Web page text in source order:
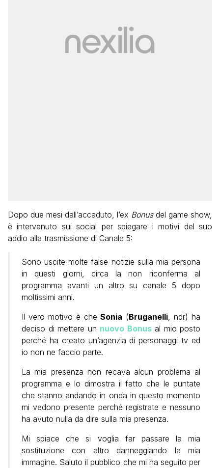
Dopo due mesi dall’accaduto, l’ex Bonusdel game show,
è intervenuto sui social per spiegare i motivi del suo
addio alla trasmissione di Canale 5:
Sono uscite molte false notizie sulla mia persona
in questi giorni, circa la non riconferma al
programma avanti un altro su canale 5 dopo
moltissimi anni.
Il vero motivo è cheSonia (Bruganelli, ndr) ha
deciso di mettere un nuovo Bonusal mio posto
perché ha creato un’agenzia di personaggi tv ed
io non ne faccio parte.
La mia presenza non recava alcun problema al
programma e lo dimostra il fatto che le puntate
che stanno andando in onda in questo momento
mi vedono presente perché registrate e nessuno
ha avuto nulla da dire sulla mia presenza.
Mi spiace che si voglia far passare la mia
sostituzione con altro danneggiando la mia
immagine. Saluto il pubblico che mi ha seguito per